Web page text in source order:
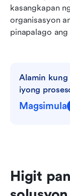
kasangkapan
organisasyon
pinapalago
Alamin kung
iyong
Magsimula
Higit